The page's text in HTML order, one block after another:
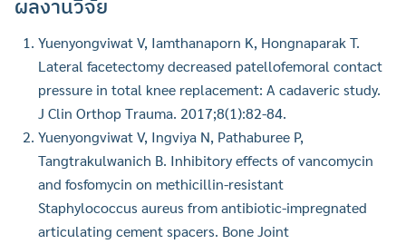
ผลงานวิจัย
Yuenyongviwat V, Iamthanaporn K, Hongnaparak T.
Lateral facetectomy decreased patellofemoral contact
pressure in total knee replacement: A cadaveric study.
J Clin Orthop Trauma. 2017;8(1):82-84.
Yuenyongviwat V, Ingviya N, Pathaburee P,
Tangtrakulwanich B. Inhibitory effects of vancomycin
and fosfomycin on methicillin-resistant
Staphylococcus aureus from antibiotic-impregnated
articulating cement spacers. Bone Joint